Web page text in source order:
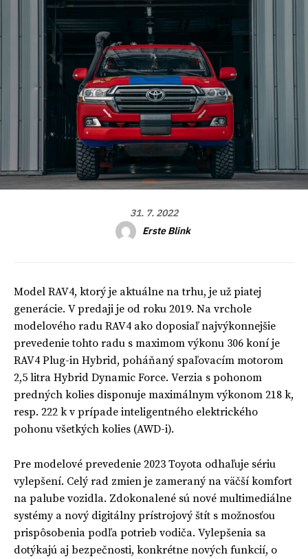
31. 7. 2022
Erste Blink
Model RAV4, ktorý je aktuálne na trhu, je už piatej
generácie. V predaji je od roku 2019. Na vrchole
modelového radu RAV4 ako doposiaľ najvýkonnejšie
prevedenie tohto radu s maximom výkonu 306 koní je
RAV4 Plug-in Hybrid, poháňaný spaľovacím motorom
2,5 litra Hybrid Dynamic Force. Verzia s pohonom
predných kolies disponuje maximálnym výkonom 218 k,
resp. 222 k v prípade inteligentného elektrického
pohonu všetkých kolies (AWD-i).
Pre modelové prevedenie 2023 Toyota odhaľuje sériu
vylepšení. Celý rad zmien je zameraný na väčší komfort
na palube vozidla. Zdokonalené sú nové multimediálne
systémy a nový digitálny prístrojový štít s možnosťou
prispôsobenia podľa potrieb vodiča. Vylepšenia sa
dotýkajú aj bezpečnosti, konkrétne nových funkcií, o